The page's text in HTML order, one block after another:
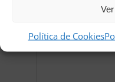
Política de Cookies